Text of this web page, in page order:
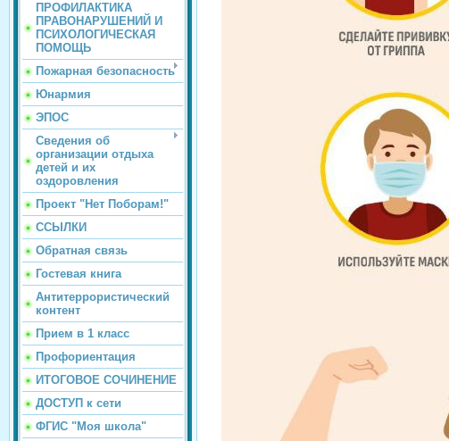
ПРОФИЛАКТИКА
ПРАВОНАРУШЕНИЙ И
ПСИХОЛОГИЧЕСКАЯ
ПОМОЩЬ
Пожарная безопасность
Юнармия
ЭПОС
Сведения об
организации отдыха
детей и их
оздоровления
Проект "Нет Поборам!"
ССЫЛКИ
Обратная связь
Гостевая книга
Антитеррористический
контент
Прием в 1 класс
Профориентация
ИТОГОВОЕ СОЧИНЕНИЕ
ДОСТУП к сети
ФГИС "Моя школа"